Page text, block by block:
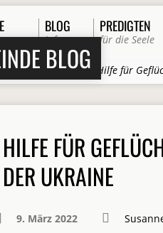
BLOG
Infos
PREDIGTEN
für die Seele
BLOG
> Allgemein> Hilfe für
HILFE FÜR
DER UKRAINE
9. März 2022